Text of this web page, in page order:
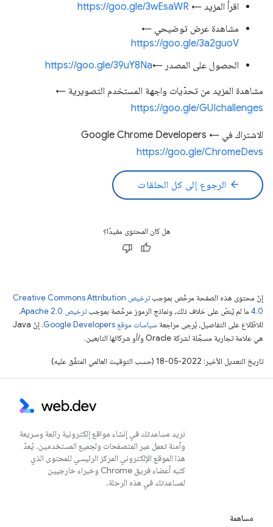
اقرأ المزيد ← https://goo.gle/3wEsaWR
مشاهدة عرض توضيحي ←
https://goo.gle/3a2guoV
الحصول على المصدر ←https://goo.gle/39uY8Na
مشاهدة المزيد من تحدّيات واجهة المستخدم التصويرية ←
https://goo.gle/GUIchallenges
الاشتراك في Google Chrome Developers ←
https://goo.gle/ChromeDevs
arrow_back الرجوع إلى كل الحلقات
هل كان المحتوى مفيدًا؟
إنّ محتوى هذه الصفحة مرخّص بموجب
ترخيص Creative Commons Attribution
4.0‏ ما لم يُنصّ على خلاف ذلك، ونماذج الرموز مرخّصة بموجبترخيص Apache 2.0‏
.
للاطّلاع على التفاصيل، يُرجى مراجعة سياسات موقع Google Developers‏
. إنّ Java
هي علامة تجارية مسجَّلة لشركة Oracle و/أو شركائها التابعين.
تاريخ التعديل الأخير: 2022-05-18 (حسب التوقيت العالمي المتفَّق عليه)
نريد مساعدتك في إنشاء مواقع إلكترونية رائعة وسريعة
وآمنة تعمل عبر المتصفحات ولجميع المستخدمين. يُعدّ
هذا الموقع الإلكتروني المركز الرئيسي للمحتوى الذي
كتبه أعضاء فريق Chrome وخبراء خارجيين
لمساعدتك في هذه الرحلة.
مساهمة